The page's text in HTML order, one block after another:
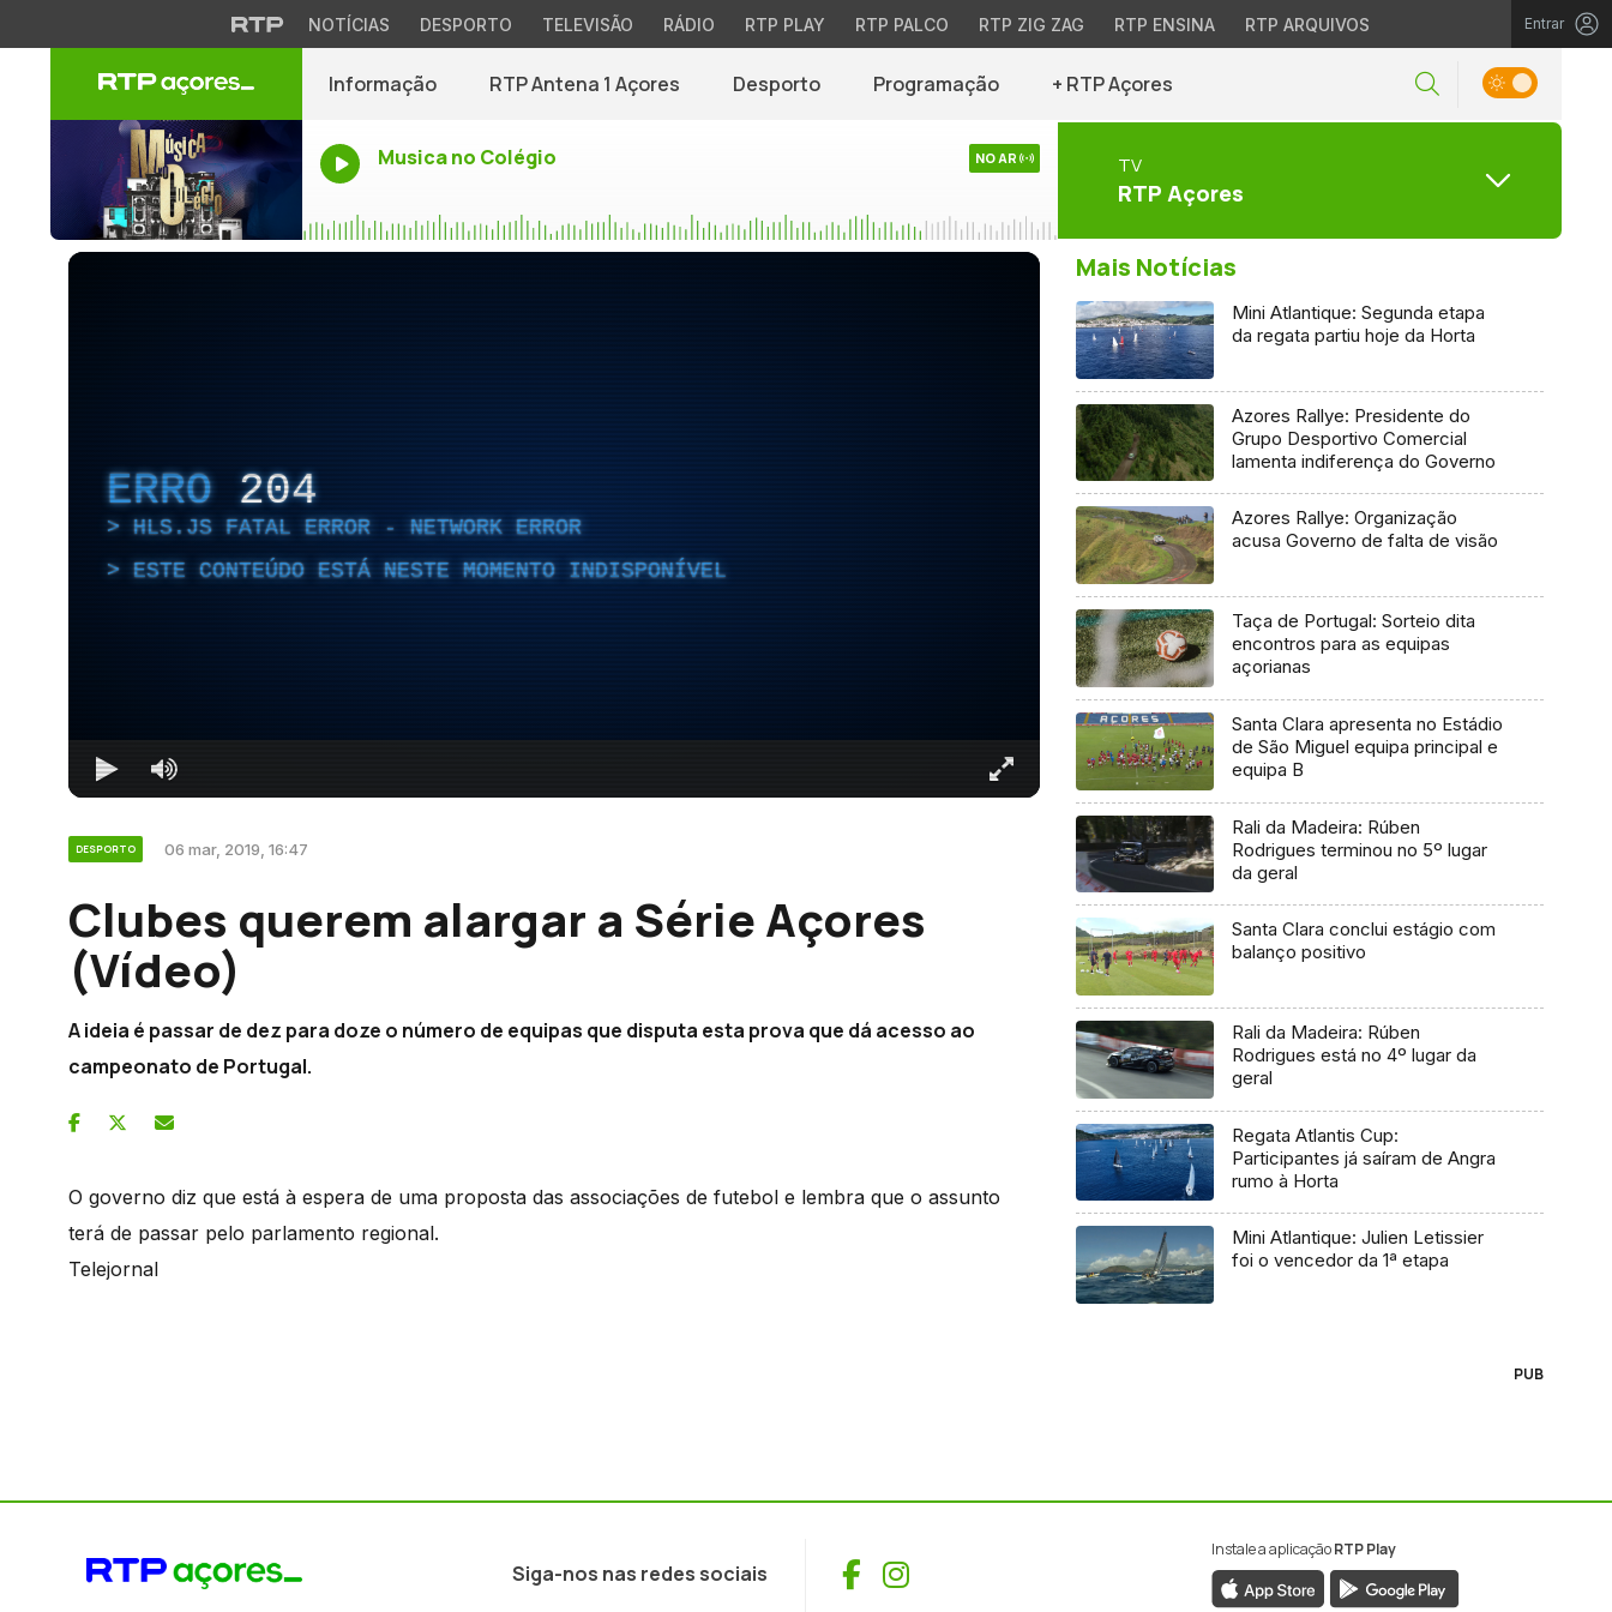
NOTÍCIAS DESPORTO TELEVISÃO RÁDIO RTP PLAY RTP PALCO RTP ZIG ZAG RTP ENSINA RTP ARQUIVOS Entrar
Informação RTP Antena 1 Açores Desporto Programação + RTP Açores
Musica no Colégio NO AR TV
RTP Açores
ERRO 204
HLS.JS FATAL ERROR - NETWORK ERROR
ESTE CONTEÚDO ESTÁ NESTE MOMENTO INDISPONÍVEL
DESPORTO 06 mar, 2019, 16:47
Clubes querem alargar a Série Açores
(Vídeo)
A ideia é passar de dez para doze o número de equipas que disputa esta prova que dá acesso ao
campeonato de Portugal.
O governo diz que está à espera de uma proposta das associações de futebol e lembra que o assunto
terá de passar pelo parlamento regional.
Telejornal
Mais Notícias
Mini Atlantique: Segunda etapa
da regata partiu hoje da Horta
Azores Rallye: Presidente do
Grupo Desportivo Comercial
lamenta indiferença do Governo
Azores Rallye: Organização
acusa Governo de falta de visão
Taça de Portugal: Sorteio dita
encontros para as equipas
açorianas
Santa Clara apresenta no Estádio
de São Miguel equipa principal e
equipa B
Rali da Madeira: Rúben
Rodrigues terminou no 5º lugar
da geral
Santa Clara conclui estágio com
balanço positivo
Rali da Madeira: Rúben
Rodrigues está no 4º lugar da
geral
Regata Atlantis Cup:
Participantes já saíram de Angra
rumo à Horta
Mini Atlantique: Julien Letissier
foi o vencedor da 1ª etapa
PUB
Siga-nos nas redes sociais Facebook
Instagram
Instale a aplicaçãoRTP Play